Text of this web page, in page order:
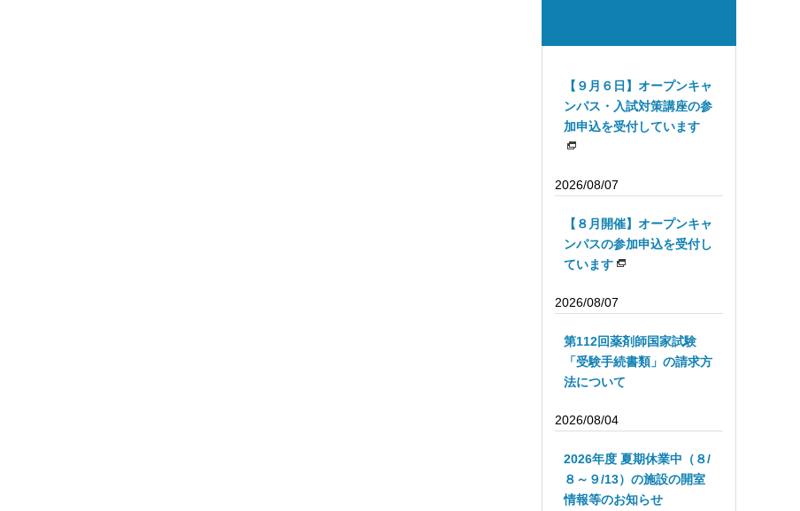
【９月６日】オープンキャ
ンパス・入試対策講座の参
加申込を受付しています
2026/08/07
【８月開催】オープンキャ
ンパスの参加申込を受付し
ています
2026/08/07
第112回薬剤師国家試験
「受験手続書類」の請求方
法について
2026/08/04
2026年度 夏期休業中（８/
８～９/13）の施設の開室
情報等のお知らせ